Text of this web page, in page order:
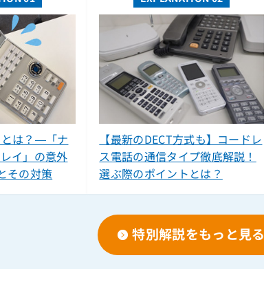
は？―「ナ
イ」の意外
その対策
【最新のDECT方式も】コードレ
ス電話の通信タイプ徹底解説！
選ぶ際のポイントとは？
特別解説をもっと見る